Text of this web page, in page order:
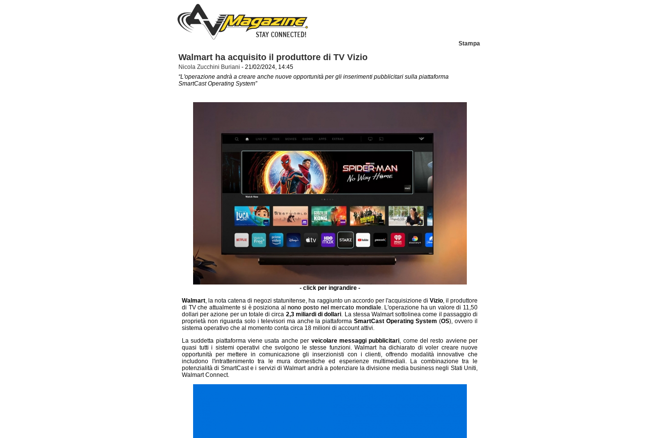
Stampa
Walmart ha acquisito il produttore di TV Vizio
Nicola Zucchini Buriani - 21/02/2024, 14:45
“L'operazione andrà a creare anche nuove opportunità per gli inserimenti pubblicitari sulla piattaforma
SmartCast Operating System”
- click per ingrandire -
Walmart, la nota catena di negozi statunitense, ha raggiunto un accordo per l'acquisizione di Vizio, il produttore
di TV che attualmente si è posiziona alnono posto nel mercato mondiale. L'operazione ha un valore di 11,50
dollari per azione per un totale di circa 2,3 miliardi di dollari. La stessa Walmart sottolinea come il passaggio di
proprietà non riguarda solo i televisori ma anche la piattaformaSmartCast Operating System (OS), ovvero il
sistema operativo che al momento conta circa 18 milioni di account attivi.
La suddetta piattaforma viene usata anche per veicolare messaggi pubblicitari, come del resto avviene per
quasi tutti i sistemi operativi che svolgono le stesse funzioni. Walmart ha dichiarato di voler creare nuove
opportunità per mettere in comunicazione gli inserzionisti con i clienti, offrendo modalità innovative che
includono l'intrattenimento tra le mura domestiche ed esperienze multimediali. La combinazione tra le
potenzialità di SmartCast e i servizi di Walmart andrà a potenziare la divisione media business negli Stati Uniti,
Walmart Connect.